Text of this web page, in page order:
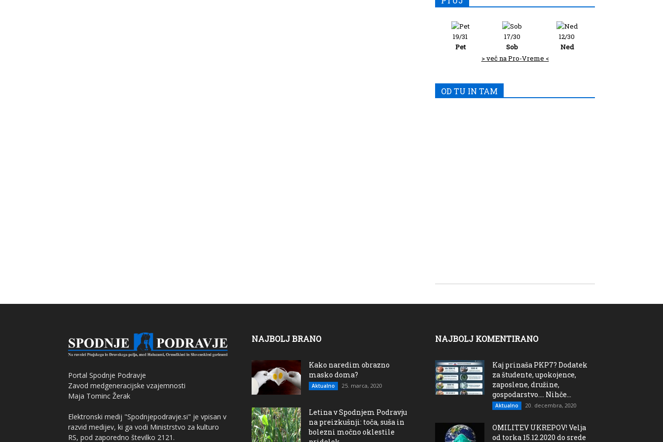
19/31
Pet
17/30
Sob
12/30
Ned
> več na Pro-Vreme <
OD TU IN TAM
Portal Spodnje Podravje
Zavod medgeneracijske vzajemnosti
Maja Tominc Žerak
Elektronski medij "Spodnjepodravje.si" je vpisan v
razvid medijev, ki ga vodi Ministrstvo za kulturo
RS, pod zaporedno številko 2121.
NAJBOLJ BRANO
Kako naredim obrazno
masko doma?
Aktualno 25. marca, 2020
Letina v Spodnjem Podravju
na preizkušnji: toča, suša in
bolezni močno oklestile
NAJBOLJ KOMENTIRANO
Kaj prinaša PKP7? Dodatek
za študente, upokojence,
zaposlene, družine,
gospodarstvo…. Nihče...
Aktualno 20. decembra, 2020
OMILITEV UKREPOV! Velja
od torka 15.12.2020 do srede